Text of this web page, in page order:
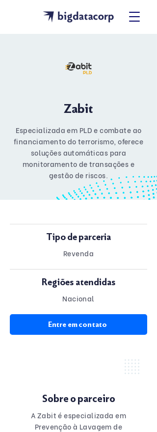
Zabit
Especializada em PLD e combate ao
financiamento do terrorismo, oferece
soluções automáticas para
monitoramento de transações e
gestão de riscos.
Tipo de parceria
Revenda
Regiões atendidas
Nacional
Entre em contato
Sobre o parceiro
A Zabit é especializada em
Prevenção à Lavagem de